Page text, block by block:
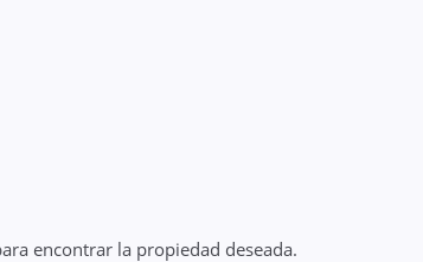
encontrar la propiedad deseada.